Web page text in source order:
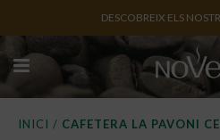
DESCOBREIX ELS
INICI / CAFETERA LA PAVONI